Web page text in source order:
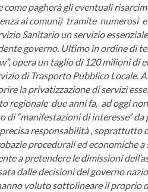
come pagherà gli eventuali
ai comuni) tramite numerosi
Sanitario un servizio
governo. Ultimo in ordine di
opera un taglio di 120 milioni di
di Trasporto Pubblico Locale.
la privatizzazione di servizi
regionale due anni fa, ad oggi
di “manifestazioni di interesse”
responsabilità , soprattutto
procedurali ed economiche
a pretendere le dimissioni
dalle decisioni del governo
voluto sottolineare il proprio